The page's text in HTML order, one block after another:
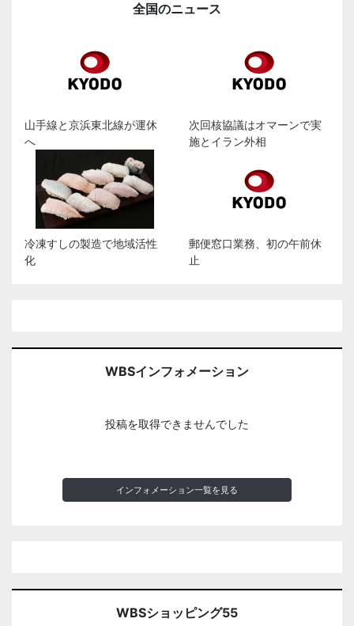
全国のニュース
山手線と京浜東北線が運休
へ
次回核協議はオマーンで実
施とイラン外相
冷凍すしの製造で地域活性
化
郵便窓口業務、初の午前休
止
WBSインフォメーション
投稿を取得できませんでした
インフォメーション一覧を見る
WBSショッピング55